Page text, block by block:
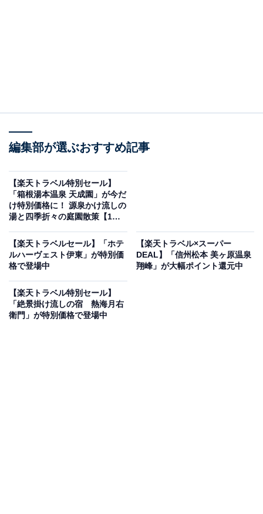
画像出典：楽天トラベル
いるのは、「別府最大級の露天風呂の宿 おにやまホテ
ル」です。
編集部が選ぶおすすめ記事
【楽天トラベル特別セール】
「箱根湯本温泉 天成園」が今だ
け特別価格に！ 源泉かけ流しの
湯と四季折々の庭園散策【1月
【楽天トラベルセール】「ホテ
ルハーヴェスト伊東」が特別価
格で登場中
【楽天トラベル×スーパー
DEAL】「信州松本 美ヶ原温泉
翔峰」が大幅ポイント還元中
【楽天トラベル特別セール】
「絶景掛け流しの宿 熱海月右
衛門」が特別価格で登場中